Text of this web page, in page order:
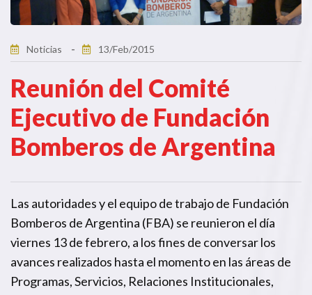
Noticias 13/Feb/2015
Reunión del Comité
Ejecutivo de Fundación
Bomberos de Argentina
Las autoridades y el equipo de trabajo de Fundación
Bomberos de Argentina (FBA) se reunieron el día
viernes 13 de febrero, a los fines de conversar los
avances realizados hasta el momento en las áreas de
Programas, Servicios, Relaciones Institucionales,